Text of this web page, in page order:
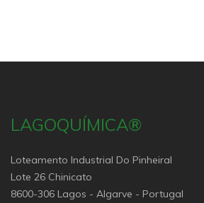
LAGOQUÍMICA®
Loteamento Industrial Do Pinheiral
Lote 26 Chinicato
8600-306 Lagos - Algarve - Portugal